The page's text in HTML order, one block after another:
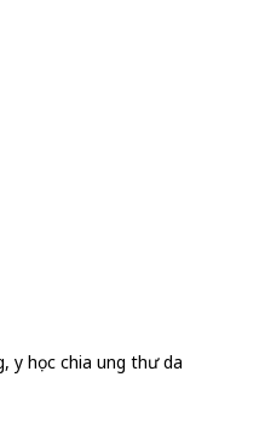
y học chia ung thư da